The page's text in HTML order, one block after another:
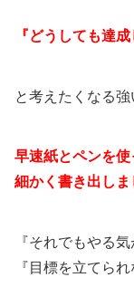
『どうしても達成
と考えたくなる強
早速紙とペンを
細かく書き出しま
『それでもやる
『目標を立てられ